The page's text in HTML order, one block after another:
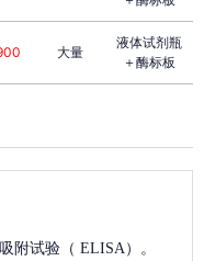
大量
液体试剂瓶
＋酶标板
附试验（ ELISA）。